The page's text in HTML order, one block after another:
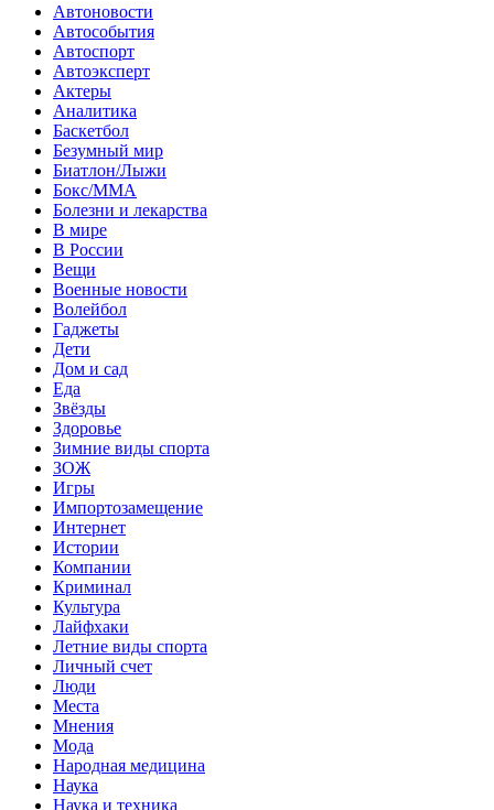
Автоновости
Автособытия
Автоспорт
Автоэксперт
Актеры
Аналитика
Баскетбол
Безумный мир
Биатлон/Лыжи
Бокс/MMA
Болезни и лекарства
В мире
В России
Вещи
Военные новости
Волейбол
Гаджеты
Дети
Дом и сад
Еда
Звёзды
Здоровье
Зимние виды спорта
ЗОЖ
Игры
Импортозамещение
Интернет
Истории
Компании
Криминал
Культура
Лайфхаки
Летние виды спорта
Личный счет
Люди
Места
Мнения
Мода
Народная медицина
Наука
Наука и техника